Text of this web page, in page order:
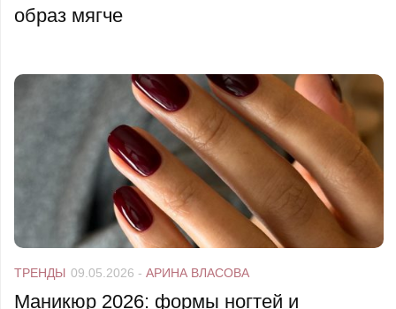
образ мягче
ТРЕНДЫ 09.05.2026 - АРИНА ВЛАСОВА
Маникюр 2026: формы ногтей и